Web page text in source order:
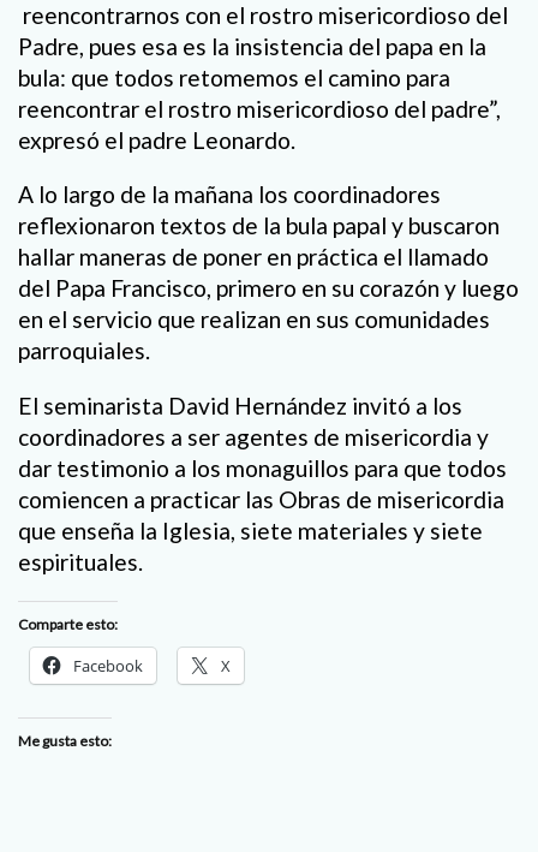
reencontrarnos con el rostro misericordioso del
Padre, pues esa es la insistencia del papa en la
bula: que todos retomemos el camino para
reencontrar el rostro misericordioso del padre”,
expresó el padre Leonardo.
A lo largo de la mañana los coordinadores
reflexionaron textos de la bula papal y buscaron
hallar maneras de poner en práctica el llamado
del Papa Francisco, primero en su corazón y luego
en el servicio que realizan en sus comunidades
parroquiales.
El seminarista David Hernández invitó a los
coordinadores a ser agentes de misericordia y
dar testimonio a los monaguillos para que todos
comiencen a practicar las Obras de misericordia
que enseña la Iglesia, siete materiales y siete
espirituales.
Comparte esto:
Facebook X
Me gusta esto: